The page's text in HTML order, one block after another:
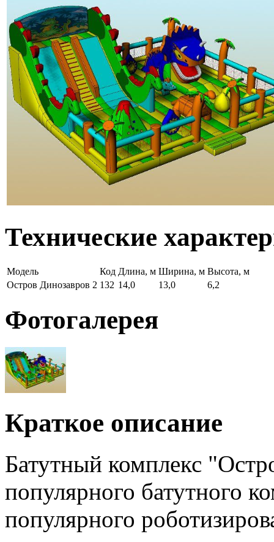
Технические
Модель Код Длина, м Ширина, м Высота, м
Остров Динозавров 2 132 14,0 13,0 6,2
Фотогалерея
Краткое описание
Батутный комплекс
популярного батутного
популярного